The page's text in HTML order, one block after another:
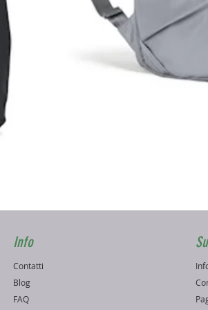
Info
Contatti
Blog
FAQ